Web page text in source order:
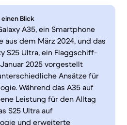
Blick
A35, ein Smartphone
aus dem März 2024, und das
S25 Ultra, ein Flaggschiff-
2025 vorgestellt
Ansätze für
Während das A35 auf
Leistung für den Alltag
S25 Ultra auf
und erweiterte